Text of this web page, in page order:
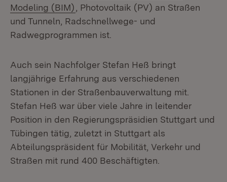
Modeling (BIM) (Öffnet in neuem Fenster)
, Photovoltaik (PV) an Straßen
und Tunneln, Radschnellwege- und
Radwegprogrammen ist.
Auch sein Nachfolger Stefan Heß bringt
langjährige Erfahrung aus verschiedenen
Stationen in der Straßenbauverwaltung mit.
Stefan Heß war über viele Jahre in leitender
Position in den Regierungspräsidien Stuttgart und
Tübingen tätig, zuletzt in Stuttgart als
Abteilungspräsident für Mobilität, Verkehr und
Straßen mit rund 400 Beschäftigten.